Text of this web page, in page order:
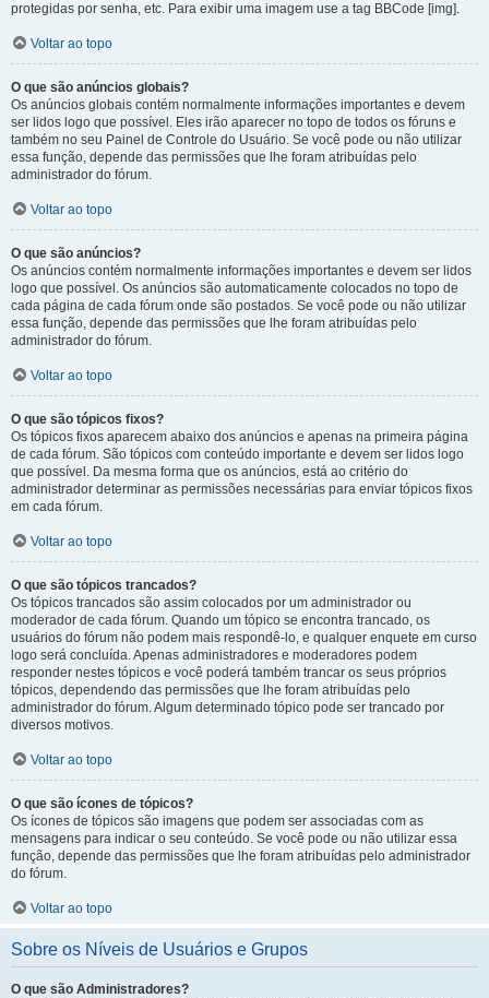
protegidas por senha, etc. Para exibir uma imagem use a tag BBCode [img].
Voltar ao topo
O que são anúncios globais?
Os anúncios globais contém normalmente informações importantes e devem
ser lidos logo que possível. Eles irão aparecer no topo de todos os fóruns e
também no seu Painel de Controle do Usuário. Se você pode ou não utilizar
essa função, depende das permissões que lhe foram atribuídas pelo
administrador do fórum.
Voltar ao topo
O que são anúncios?
Os anúncios contém normalmente informações importantes e devem ser lidos
logo que possível. Os anúncios são automaticamente colocados no topo de
cada página de cada fórum onde são postados. Se você pode ou não utilizar
essa função, depende das permissões que lhe foram atribuídas pelo
administrador do fórum.
Voltar ao topo
O que são tópicos fixos?
Os tópicos fixos aparecem abaixo dos anúncios e apenas na primeira página
de cada fórum. São tópicos com conteúdo importante e devem ser lidos logo
que possível. Da mesma forma que os anúncios, está ao critério do
administrador determinar as permissões necessárias para enviar tópicos fixos
em cada fórum.
Voltar ao topo
O que são tópicos trancados?
Os tópicos trancados são assim colocados por um administrador ou
moderador de cada fórum. Quando um tópico se encontra trancado, os
usuários do fórum não podem mais respondê-lo, e qualquer enquete em curso
logo será concluída. Apenas administradores e moderadores podem
responder nestes tópicos e você poderá também trancar os seus próprios
tópicos, dependendo das permissões que lhe foram atribuídas pelo
administrador do fórum. Algum determinado tópico pode ser trancado por
diversos motivos.
Voltar ao topo
O que são ícones de tópicos?
Os ícones de tópicos são imagens que podem ser associadas com as
mensagens para indicar o seu conteúdo. Se você pode ou não utilizar essa
função, depende das permissões que lhe foram atribuídas pelo administrador
do fórum.
Voltar ao topo
Sobre os Níveis de Usuários e Grupos
O que são Administradores?